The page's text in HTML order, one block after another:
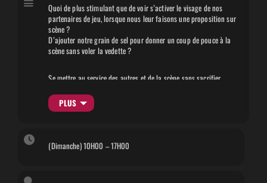
Quoi de plus stimulant que de voir s’activer le visage de nos
partenaires de jeu, lorsque nous leur faisons une proposition sur
scène ?
D’ajouter notre grain de sel pour donner un coup de pouce à la
scène sans voler la vedette ?
Se mettre au service des autres et de la scène sans sacrifier
cours de ce stage ! Nous chercherons ainsi à stimuler nos âmes
de joueur·euse·x dans leur diversité !
bien sûr !
PLUS
(Dimanche) 10H00 – 17H00